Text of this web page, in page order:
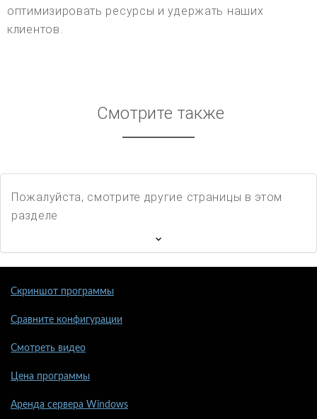
оптимизировать ресурсы и удержать наших
клиентов.
Смотрите также
Пожалуйста, смотрите другие страницы в этом
разделе
Скриншот программы
Сравните конфигурации
Смотреть видео
Цена программы
Аренда сервера Windows